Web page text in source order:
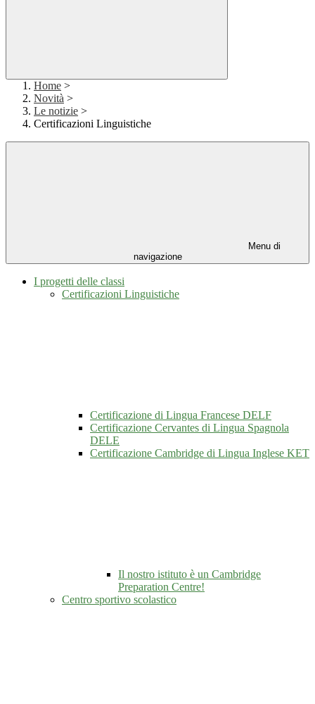
Home >
Novità >
Le notizie >
Certificazioni Linguistiche
Menu di
navigazione
I progetti delle classi
Certificazioni Linguistiche
Certificazione di Lingua Francese DELF
Certificazione Cervantes di Lingua Spagnola
DELE
Certificazione Cambridge di Lingua Inglese KET
Il nostro istituto è un Cambridge
Preparation Centre!
Centro sportivo scolastico